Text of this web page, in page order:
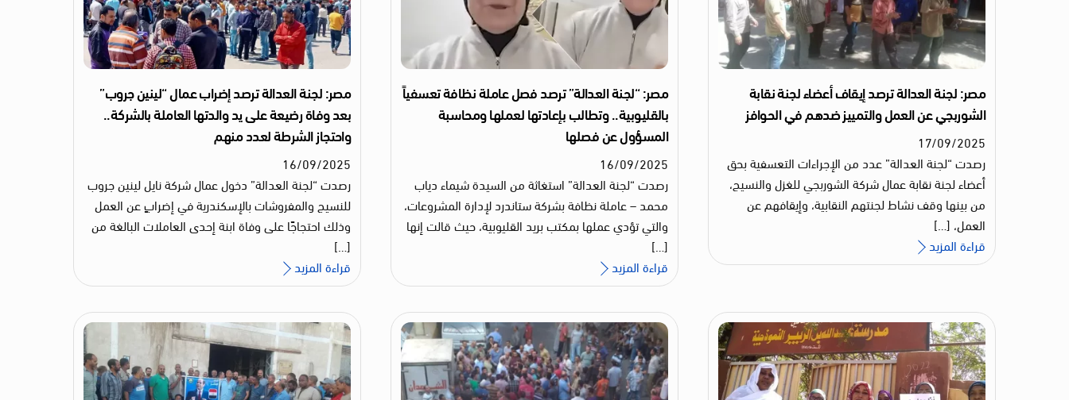
مصر: لجنة العدالة ترصد إيقاف أعضاء لجنة نقابة
الشوربجي عن العمل والتمييز ضدهم في الحوافز
17/09/2025
رصدت “لجنة العدالة” عدد من الإجراءات التعسفية بحق
أعضاء لجنة نقابة عمال شركة الشوربجي للغزل والنسيج،
من بينها وقف نشاط لجنتهم النقابية، وإيقافهم عن
العمل، […]
قراءة المزيد
مصر: “لجنة العدالة” ترصد فصل عاملة نظافة تعسفياً
بالقليوبية.. وتطالب بإعادتها لعملها ومحاسبة
المسؤول عن فصلها
16/09/2025
رصدت “لجنة العدالة” استغاثة من السيدة شيماء دياب
محمد – عاملة نظافة بشركة ستاندرد لإدارة المشروعات،
والتي تؤدي عملها بمكتب بريد القليوبية، حيث قالت إنها
[…]
قراءة المزيد
مصر: لجنة العدالة ترصد إضراب عمال “لينين جروب”
بعد وفاة رضيعة على يد والدتها العاملة بالشركة..
واحتجاز الشرطة لعدد منهم
16/09/2025
رصدت “لجنة العدالة” دخول عمال شركة نايل لينين جروب
للنسيج والمفروشات بالإسكندرية في إضرابٍ عن العمل
وذلك احتجاجًا على وفاة ابنة إحدى العاملات البالغة من
[…]
قراءة المزيد